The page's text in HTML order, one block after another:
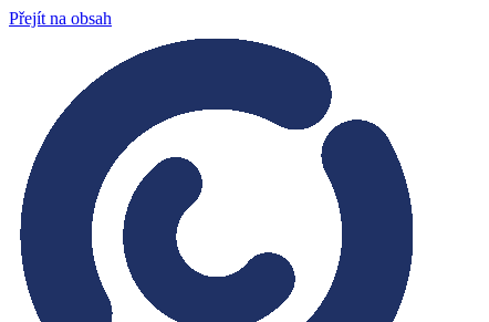
Přejít na obsah